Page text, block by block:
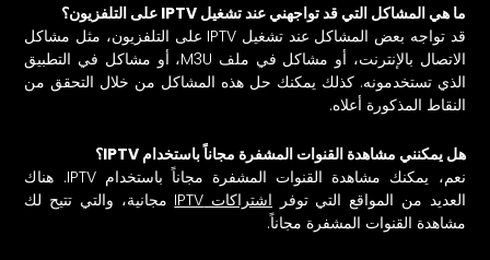
ما هي المشاكل التي قد تواجهني عند تشغيل IPTV على التلفزيون؟
قد تواجه بعض المشاكل عند تشغيل IPTV على التلفزيون، مثل مشاكل
الاتصال بالإنترنت، أو مشاكل في ملف M3U، أو مشاكل في التطبيق
الذي تستخدمونه. كذلك يمكنك حل هذه المشاكل من خلال التحقق من
النقاط المذكورة أعلاه.
هل يمكنني مشاهدة القنوات المشفرة مجاناً باستخدام IPTV؟
نعم، يمكنك مشاهدة القنوات المشفرة مجاناً باستخدام IPTV. هناك
العديد من المواقع التي توفر اشتراكات IPTV
مجانية، والتي تتيح لك
مشاهدة القنوات المشفرة مجاناً.